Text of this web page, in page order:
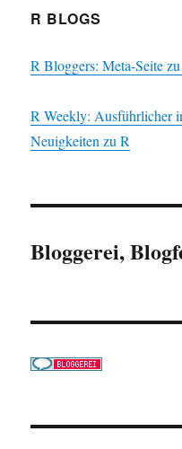
R BLOGS
R Bloggers: Meta-Seite
R Weekly: Ausführlicher
Neuigkeiten zu R
Bloggerei,